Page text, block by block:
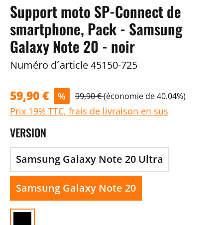
Support moto SP-Connect de
smartphone, Pack - Samsung
Galaxy Note 20 - noir
Numéro d´article45150-725
59,90 € % 99,90 €(économie de 40.04%)
Prix 19% TTC, frais de livraison en sus
VERSION
Samsung Galaxy Note 20 Ultra
Samsung Galaxy Note 20